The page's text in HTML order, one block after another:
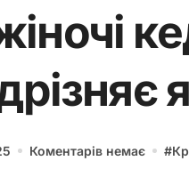
Коментарів немає #